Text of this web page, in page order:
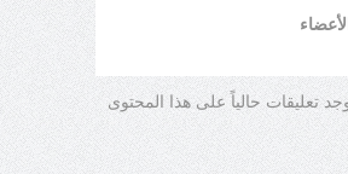
تعليقات حالياً على هذا المحتوى